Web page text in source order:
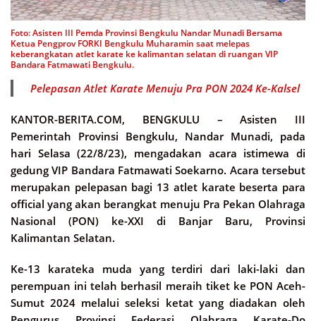
Foto: Asisten III Pemda Provinsi Bengkulu Nandar Munadi Bersama
Ketua Pengprov FORKI Bengkulu Muharamin saat melepas
keberangkatan atlet karate ke kalimantan selatan di ruangan VIP
Bandara Fatmawati Bengkulu.
Pelepasan Atlet Karate Menuju Pra PON 2024 Ke-Kalsel
KANTOR-BERITA.COM, BENGKULU – Asisten III
Pemerintah Provinsi Bengkulu, Nandar Munadi, pada
hari Selasa (22/8/23), mengadakan acara istimewa di
gedung VIP Bandara Fatmawati Soekarno. Acara tersebut
merupakan pelepasan bagi 13 atlet karate beserta para
official yang akan berangkat menuju Pra Pekan Olahraga
Nasional (PON) ke-XXI di Banjar Baru, Provinsi
Kalimantan Selatan.
Ke-13 karateka muda yang terdiri dari laki-laki dan
perempuan ini telah berhasil meraih tiket ke PON Aceh-
Sumut 2024 melalui seleksi ketat yang diadakan oleh